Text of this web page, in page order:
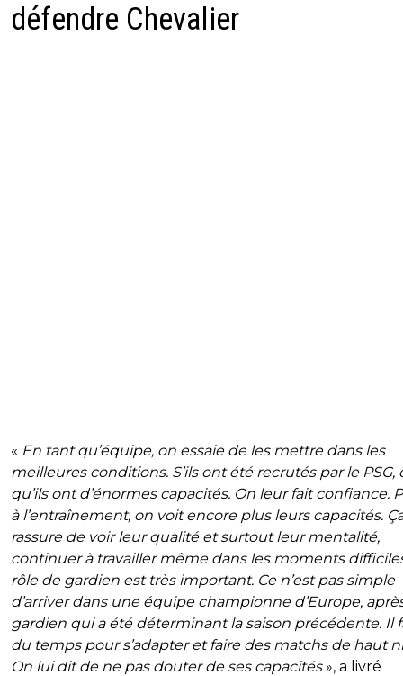
défendre Chevalier
« En tant qu’équipe, on essaie de les mettre dans les
meilleures conditions. S’ils ont été recrutés par le PSG,
qu’ils ont d’énormes capacités. On leur fait confiance.
à l’entraînement, on voit encore plus leurs capacités.
rassure de voir leur qualité et surtout leur mentalité,
continuer à travailler même dans les moments
rôle de gardien est très important. Ce n’est pas simple
d’arriver dans une équipe championne d’Europe,
gardien qui a été déterminant la saison précédente. Il
du temps pour s’adapter et faire des matchs de haut
On lui dit de ne pas douter de ses capacités», a livré